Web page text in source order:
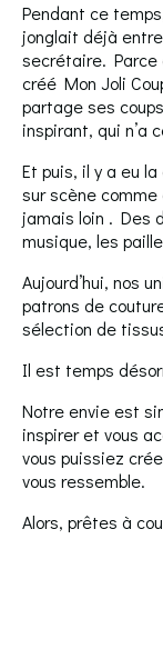
Pendant ce
jonglait déjà
secrétaire. Parce
créé Mon Joli
partage ses
inspirant, qui n’a
Et puis, il y a eu
sur scène
jamais loin . Des
musique, les
Aujourd’hui, nos
patrons de
sélection de
Il est temps
Notre envie est
inspirer et vous
vous puissiez
vous ressemble.
Alors, prêtes à